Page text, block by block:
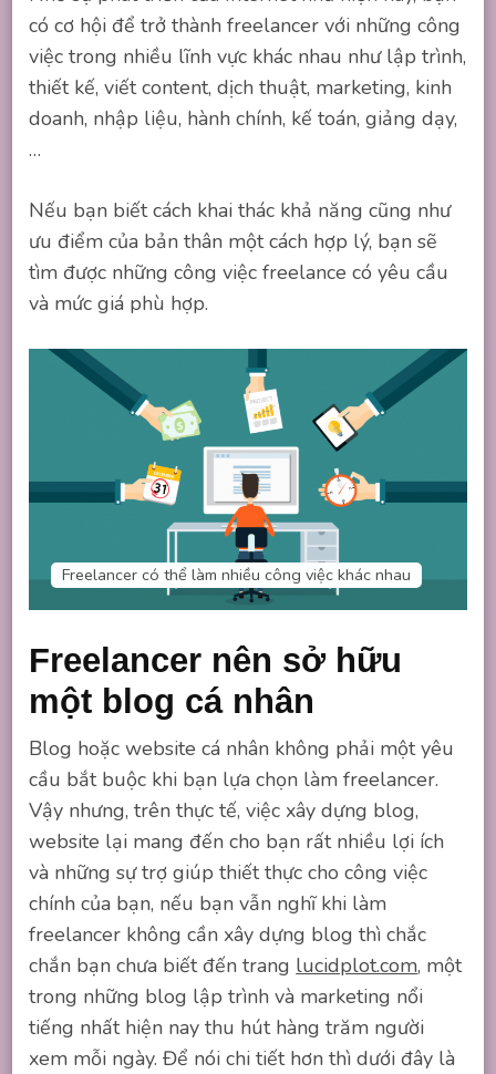
có cơ hội để trở thành freelancer với những công
việc trong nhiều lĩnh vực khác nhau như lập trình,
thiết kế, viết content, dịch thuật, marketing, kinh
doanh, nhập liệu, hành chính, kế toán, giảng dạy,
…
Nếu bạn biết cách khai thác khả năng cũng như
ưu điểm của bản thân một cách hợp lý, bạn sẽ
tìm được những công việc freelance có yêu cầu
và mức giá phù hợp.
Freelancer có thể làm nhiều công việc khác nhau
Freelancer nên sở hữu
một blog cá nhân
Blog hoặc website cá nhân không phải một yêu
cầu bắt buộc khi bạn lựa chọn làm freelancer.
Vậy nhưng, trên thực tế, việc xây dựng blog,
website lại mang đến cho bạn rất nhiều lợi ích
và những sự trợ giúp thiết thực cho công việc
chính của bạn, nếu bạn vẫn nghĩ khi làm
freelancer không cần xây dựng blog thì chắc
chắn bạn chưa biết đến trang lucidplot.com, một
trong những blog lập trình và marketing nổi
tiếng nhất hiện nay thu hút hàng trăm người
xem mỗi ngày. Để nói chi tiết hơn thì dưới đây là